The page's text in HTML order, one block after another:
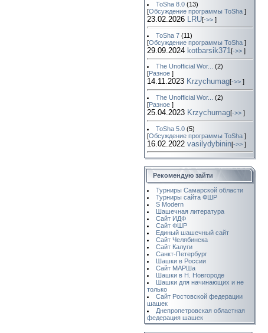
ToSha 8.0 (13)
[Обсуждение программы ToSha ]
23.02.2026 LRU[->> ]
ToSha 7 (11)
[Обсуждение программы ToSha ]
29.09.2024 kotbarsik371[->> ]
The Unofficial Wor...
(2)
[Разное ]
14.11.2023 Krzychumag[->> ]
The Unofficial Wor...
(2)
[Разное ]
25.04.2023 Krzychumag[->> ]
ToSha 5.0 (5)
[Обсуждение программы ToSha ]
16.02.2022 vasilydybinin[->> ]
Рекомендую зайти
Турниры Самарской области
Турниры сайта ФШР
S Modern
Шашечная литература
Сайт ИДФ
Сайт ФШР
Единый шашечный сайт
Сайт Челябинска
Сайт Калуги
Санкт-Петербург
Шашки в России
Сайт МАРШа
Шашки в Н. Новгороде
Шашки для начинающих и не
только
Сайт Ростовской федерации
шашек
Днепропетровская областная
федерация шашек